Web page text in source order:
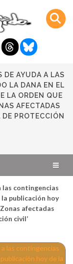
DE AYUDA A LAS
LA DANA EN EL
LA ORDEN QUE
AFECTADAS
PROTECCIÓN
las contingencias
publicación hoy
afectadas
civil’